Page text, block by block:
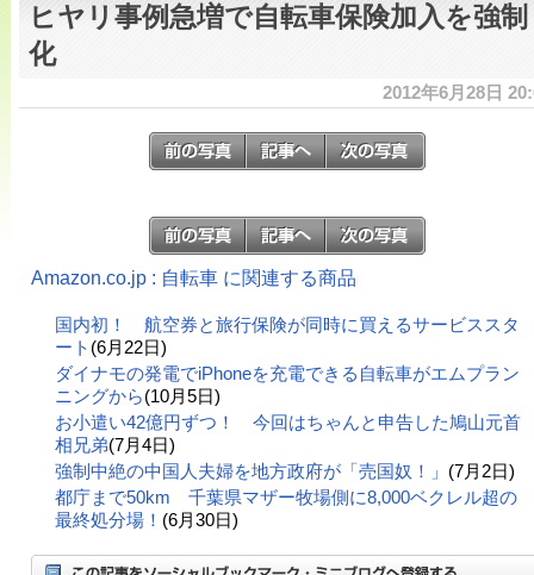
ヒヤリ事例急増で自転車保険加入を強制
化
2012年6月28日
Amazon.co.jp : 自転車 に関連する商品
国内初！ 航空券と旅行保険が同時に買えるサービススタ
ート (6月22日)
ダイナモの発電でiPhoneを充電できる自転車がエムプラン
ニングから(10月5日)
お小遣い42億円ずつ！ 今回はちゃんと申告した鳩山元首
相兄弟(7月4日)
強制中絶の中国人夫婦を地方政府が「売国奴！」 (7月2日)
都庁まで50km 千葉県マザー牧場側に8,000ベクレル超の
最終処分場！ (6月30日)